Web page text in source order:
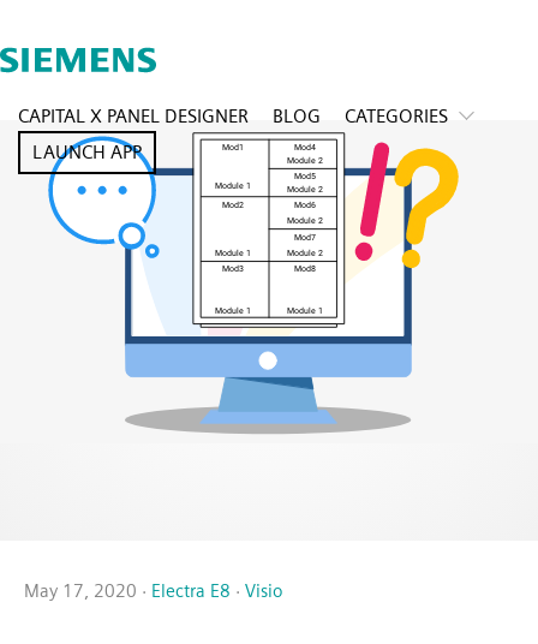
CAPITAL X PANEL DESIGNER BLOG
CATEGORIES
LAUNCH APP
May 17, 2020 · Electra E8 · Visio